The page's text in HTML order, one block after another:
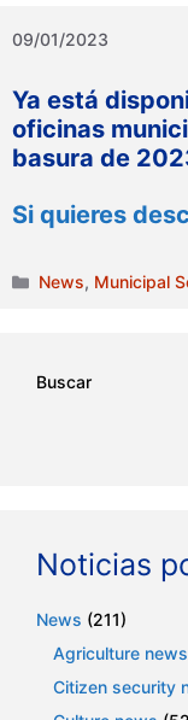
09/01/2023
Ya está
oficinas
basura de
Si quieres
Categories
News, Municipal
Buscar
Noticias
News (211)
Agriculture news
Citizen security